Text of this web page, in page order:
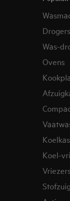
Drogers
Was-
Ovens
Koel-